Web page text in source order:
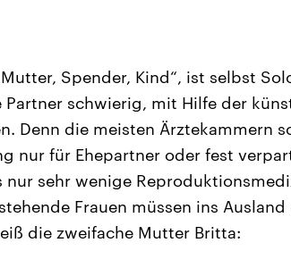
Spender, Kind“, ist selbst
Partner schwierig, mit Hilfe der
Denn die meisten Ärztekammern
nur für Ehepartner oder fest
sehr wenige
Frauen müssen ins
die zweifache Mutter Britta: